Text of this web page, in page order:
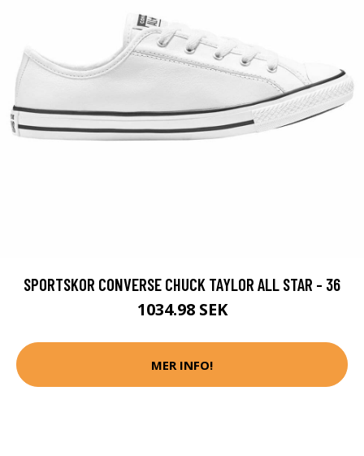
SPORTSKOR CONVERSE CHUCK TAYLOR ALL STAR - 36
1034.98 SEK
MER INFO!